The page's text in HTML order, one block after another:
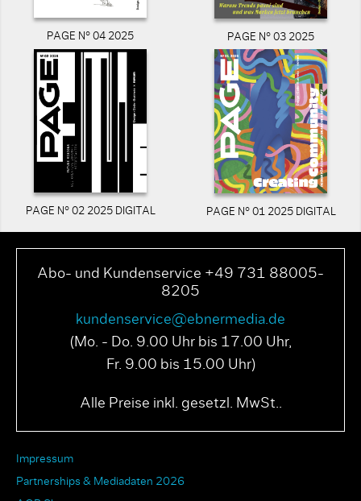
PAGE N° 04 2025 PAGE N° 03 2025
PAGE N° 02 2025 DIGITAL PAGE N° 01 2025 DIGITAL
Abo- und Kundenservice +49 731 88005-
8205
kundenservice@ebnermedia.de
(Mo. - Do. 9.00 Uhr bis 17.00 Uhr,
Fr. 9.00 bis 15.00 Uhr)
Alle Preise inkl. gesetzl. MwSt..
Impressum
Partnerships & Mediadaten 2026